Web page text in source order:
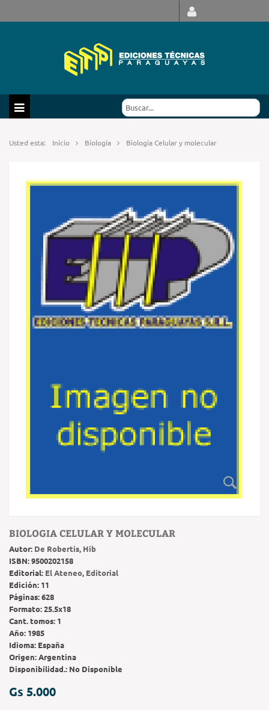
Usted esta: Inicio Biología Biologia Celular y molecular
BIOLOGIA CELULAR Y MOLECULAR
Autor: De Robertis, Hib
ISBN:9500202158
Editorial: El Ateneo, Editorial
Edición: 11
Páginas:628
Formato:25.5x18
Cant. tomos: 1
Año: 1985
Idioma: España
Origen:Argentina
Disponibilidad.: No Disponible
Gs 5.000